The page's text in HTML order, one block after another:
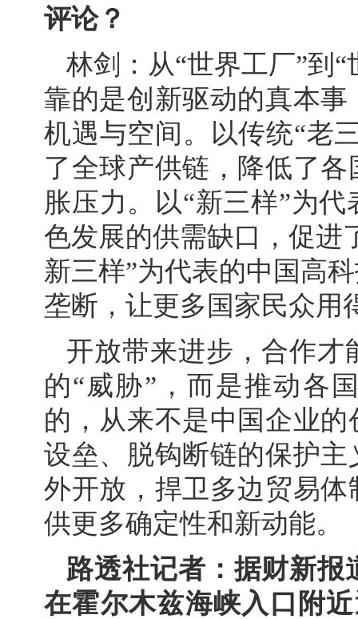
评论？
林剑：从“世界工厂”到
靠的是创新驱动的真本
机遇与空间。以传统“老
了全球产供链，降低了
胀压力。以“新三样”为
色发展的供需缺口，促进
新三样”为代表的中国高
垄断，让更多国家民众用
开放带来进步，合作才
的“威胁”，而是推动各
的，从来不是中国企业
设垒、脱钩断链的保护
外开放，捍卫多边贸易
供更多确定性和新动能。
路透社记者：据财新
在霍尔木兹海峡入口附